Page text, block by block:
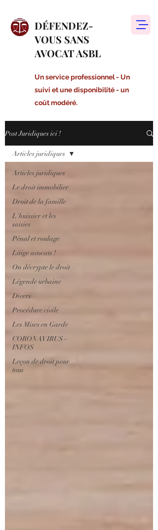
DÉFENDEZ-
VOUS SANS
AVOCAT ASBL
Un service professionnel - Un
suivi et une disponibilité - un
coût modéré.
Post Juridiques ici !
Articles juridiques
Le droit immobilier
Droit de la famille
L'huissier et les
saisies
Pénal et roulage
Litige avocats !
On décrypte le droit
Légende urbaine
Divers
Procédure civile
Les Mises en Garde
CORONAVIRUS -
INFOS
Leçon de droit pour
tous
Articles juridiques